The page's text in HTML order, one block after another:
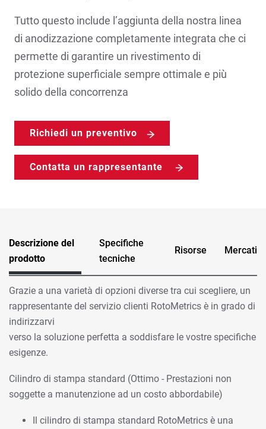
Tutto questo include l’aggiunta della nostra linea
di anodizzazione completamente integrata che ci
permette di garantire un rivestimento di
protezione superficiale sempre ottimale e più
solido della concorrenza
Richiedi un preventivo
Contatta un rappresentante
Descrizione del
prodotto
Specifiche
tecniche
Risorse Mercati
Grazie a una varietà di opzioni diverse tra cui scegliere, un
rappresentante del servizio clienti RotoMetrics è in grado di
indirizzarvi
verso la soluzione perfetta a soddisfare le vostre specifiche
esigenze.
Cilindro di stampa standard (Ottimo - Prestazioni non
soggette a manutenzione ad un costo abbordabile)
Il cilindro di stampa standard RotoMetrics è una